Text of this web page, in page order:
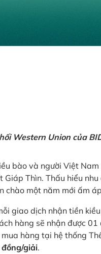
Western Union của
bào và người Việt
Thìn. Thấu hiểu
chào một năm mới ấm
giao dịch nhận tiền
hàng sẽ nhận được
hàng tại hệ thống
giải.